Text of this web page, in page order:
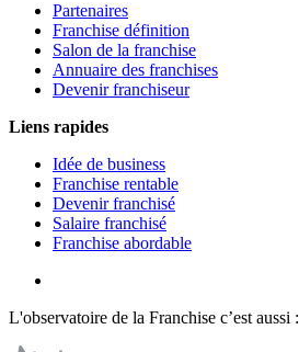
Partenaires
Franchise définition
Salon de la franchise
Annuaire des franchises
Devenir franchiseur
Liens rapides
Idée de business
Franchise rentable
Devenir franchisé
Salaire franchisé
Franchise abordable
L'observatoire de la Franchise c’est aussi :